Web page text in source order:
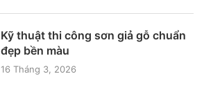
Kỹ thuật thi công sơn giả gỗ chuẩn
đẹp bền màu
16 Tháng 3, 2026